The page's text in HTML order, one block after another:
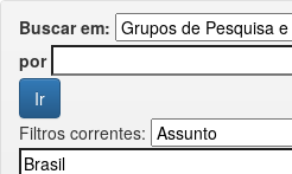
Buscar em:
por
Filtros correntes: